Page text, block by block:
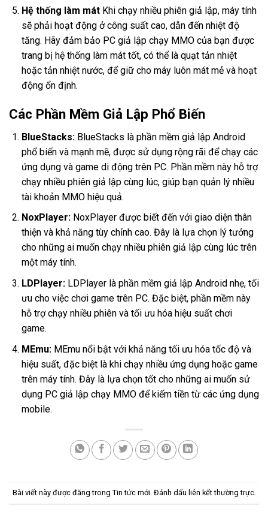
Hệ thống làm mátKhi chạy nhiều phiên giả lập, máy tính
sẽ phải hoạt động ở công suất cao, dẫn đến nhiệt độ
tăng. Hãy đảm bảo PC giả lập chạy MMO của bạn được
trang bị hệ thống làm mát tốt, có thể là quạt tản nhiệt
hoặc tản nhiệt nước, để giữ cho máy luôn mát mẻ và hoạt
động ổn định.
Các Phần Mềm Giả Lập Phổ Biến
BlueStacks:BlueStacks là phần mềm giả lập Android
phổ biến và mạnh mẽ, được sử dụng rộng rãi để chạy các
ứng dụng và game di động trên PC. Phần mềm này hỗ trợ
chạy nhiều phiên giả lập cùng lúc, giúp bạn quản lý nhiều
tài khoản MMO hiệu quả.
NoxPlayer:NoxPlayer được biết đến với giao diện thân
thiện và khả năng tùy chỉnh cao. Đây là lựa chọn lý tưởng
cho những ai muốn chạy nhiều phiên giả lập cùng lúc trên
một máy tính.
LDPlayer:LDPlayer là phần mềm giả lập Android nhẹ, tối
ưu cho việc chơi game trên PC. Đặc biệt, phần mềm này
hỗ trợ chạy nhiều phiên và tối ưu hóa hiệu suất chơi
game.
MEmu:MEmu nổi bật với khả năng tối ưu hóa tốc độ và
hiệu suất, đặc biệt là khi chạy nhiều ứng dụng hoặc game
trên máy tính. Đây là lựa chọn tốt cho những ai muốn sử
dụng PC giả lập chạy MMO để kiếm tiền từ các ứng dụng
mobile.
Bài viết này được đăng trong Tin tức mới. Đánh dấu liên kết thường trực.